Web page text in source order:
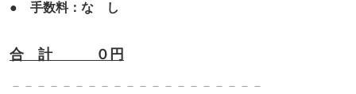
● 手数料：な し
合 計 ０円
－－－－－－－－－－－－－ －－－－－－－